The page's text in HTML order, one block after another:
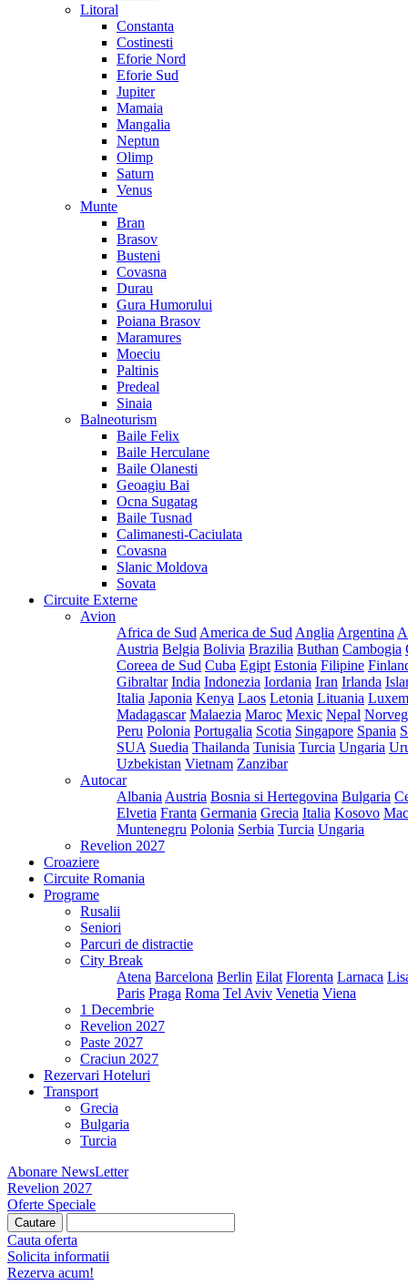
Litoral
Constanta
Costinesti
Eforie Nord
Eforie Sud
Jupiter
Mamaia
Mangalia
Neptun
Olimp
Saturn
Venus
Munte
Bran
Brasov
Busteni
Covasna
Durau
Gura Humorului
Poiana Brasov
Maramures
Moeciu
Paltinis
Predeal
Sinaia
Balneoturism
Baile Felix
Baile Herculane
Baile Olanesti
Geoagiu Bai
Ocna Sugatag
Baile Tusnad
Calimanesti-Caciulata
Covasna
Slanic Moldova
Sovata
Circuite Externe
Avion
Africa de Sud America de Sud Anglia Argentina
Austria Belgia Bolivia Brazilia Buthan Cambogia
Coreea de Sud Cuba Egipt Estonia Filipine
Gibraltar India Indonezia Iordania Iran Irlanda
Italia Japonia Kenya Laos Letonia Lituania
Madagascar Malaezia Maroc Mexic Nepal
Peru Polonia Portugalia Scotia Singapore Spania
SUA Suedia Thailanda Tunisia Turcia Ungaria
Uzbekistan Vietnam Zanzibar
Autocar
Albania Austria Bosnia si Hertegovina Bulgaria
Elvetia Franta Germania Grecia Italia Kosovo
Muntenegru Polonia Serbia Turcia Ungaria
Revelion 2027
Croaziere
Circuite Romania
Programe
Rusalii
Seniori
Parcuri de distractie
City Break
Atena Barcelona Berlin Eilat Florenta Larnaca
Paris Praga Roma Tel Aviv Venetia Viena
1 Decembrie
Revelion 2027
Paste 2027
Craciun 2027
Rezervari Hoteluri
Transport
Grecia
Bulgaria
Turcia
Abonare NewsLetter
Revelion 2027
Oferte Speciale
Cauta oferta
Solicita informatii
Rezerva acum!